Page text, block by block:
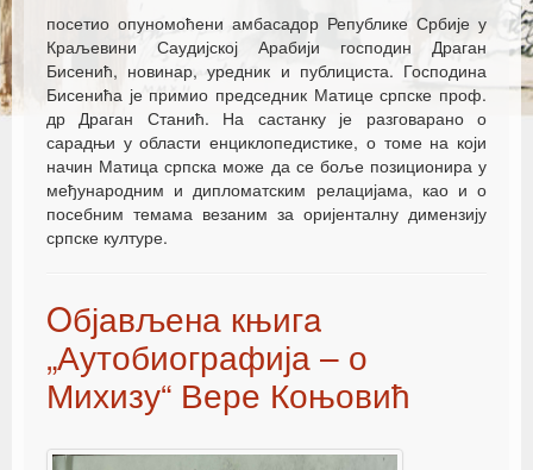
посетио опуномоћени амбасадор Републике Србије у
Краљевини Саудијској Арабији господин Драган
Бисенић, новинар, уредник и публициста. Господина
Бисенића је примио председник Матице српске проф.
др Драган Станић. На састанку је разговарано о
сарадњи у области енциклопедистике, о томе на који
начин Матица српска може да се боље позиционира у
међународним и дипломатским релацијама, као и о
посебним темама везаним за оријенталну димензију
српске културе.
Oбјављена књигa
„Аутобиографија – о
Михизу“ Вере Коњовић